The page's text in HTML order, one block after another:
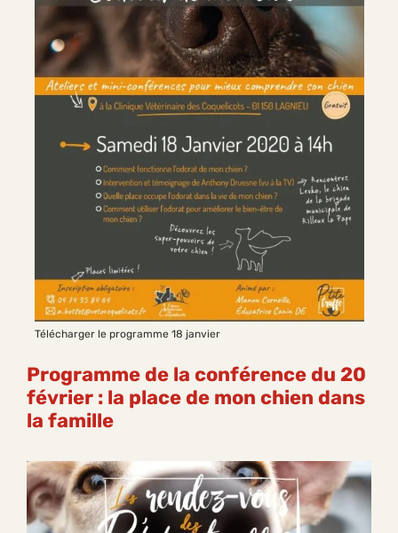
Télécharger le programme 18 janvier
Programme de la conférence du 20
février : la place de mon chien dans
la famille